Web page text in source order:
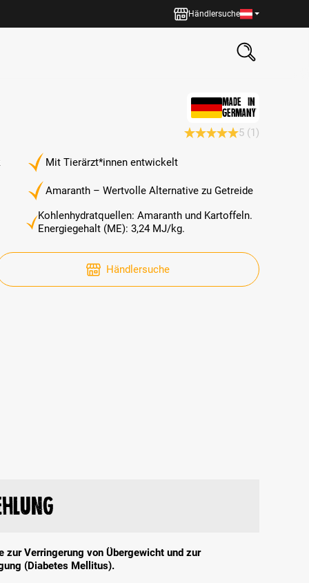
Händlersuche
MADE IN
GERMANY
5 (1)
Mit Tierärzt*innen entwickelt
Amaranth – Wertvolle Alternative zu Getreide
Kohlenhydratquellen: Amaranth und Kartoffeln.
Energiegehalt (ME): 3,24 MJ/kg.
Händlersuche
Verringerung von Übergewicht und zur
(Diabetes Mellitus).